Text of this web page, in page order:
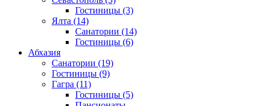
Гостиницы (3)
Ялта (14)
Санатории (14)
Гостиницы (6)
Абхазия
Санатории (19)
Гостиницы (9)
Гагра (11)
Гостиницы (5)